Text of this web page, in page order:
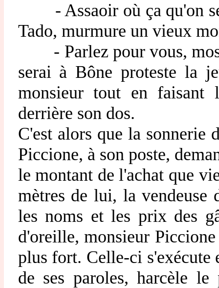
- Assaoir où ça qu'on
Tado, murmure un vieux
- Parlez pour vous,
serai à Bône proteste la
monsieur tout en faisant
derrière son dos.
C'est alors que la sonnerie
Piccione, à son poste,
le montant de l'achat que
mètres de lui, la vendeuse
les noms et les prix des
d'oreille, monsieur
plus fort. Celle-ci
de ses paroles, harcèle